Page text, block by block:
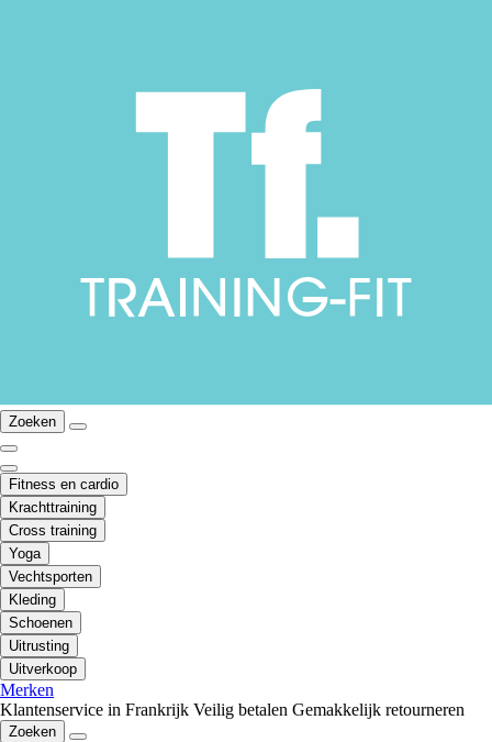
Zoeken
Fitness en cardio
Krachttraining
Cross training
Yoga
Vechtsporten
Kleding
Schoenen
Uitrusting
Uitverkoop
Merken
Klantenservice in Frankrijk Veilig betalen Gemakkelijk retourneren
Zoeken